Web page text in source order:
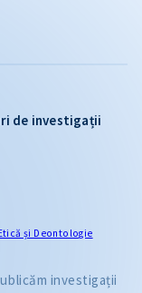
de investigații
și Deontologie
investigații